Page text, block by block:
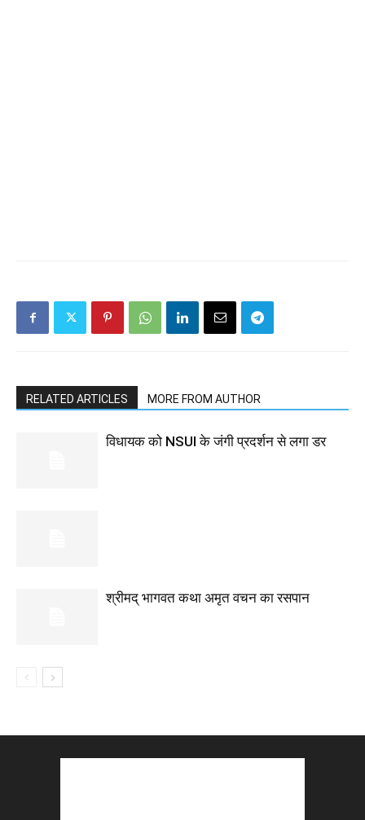
RELATED ARTICLES MORE FROM AUTHOR
विधायक को NSUI के जंगी प्रदर्शन से लगा डर
श्रीमद् भागवत कथा अमृत वचन का रसपान